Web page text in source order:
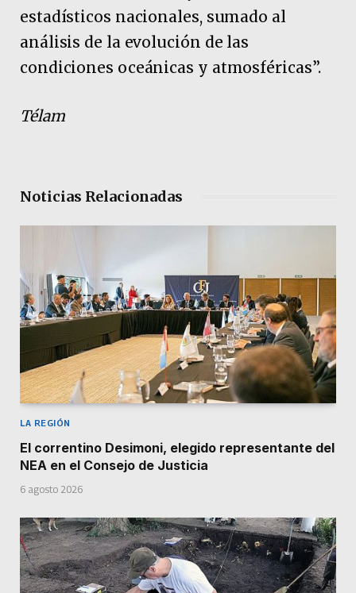
estadísticos nacionales, sumado al
análisis de la evolución de las
condiciones oceánicas y atmosféricas”.
Télam
Noticias Relacionadas
LA REGIÓN
El correntino Desimoni, elegido representante del
NEA en el Consejo de Justicia
6 agosto 2026